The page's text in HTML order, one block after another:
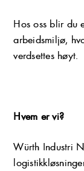
Hos oss blir du
arbeidsmiljø,
verdsettes høyt.
Hvem er vi?
Würth Industri